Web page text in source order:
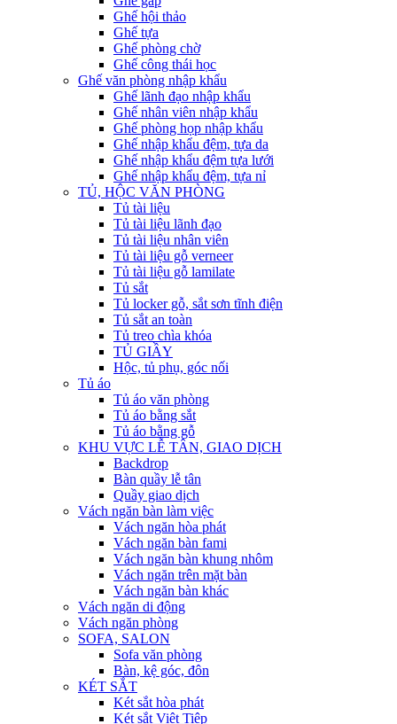
Ghế hội thảo
Ghế tựa
Ghế phòng chờ
Ghế công thái học
Ghế văn phòng nhập khẩu
Ghế lãnh đạo nhập khẩu
Ghế nhân viên nhập khẩu
Ghế phòng họp nhập khẩu
Ghế nhập khẩu đệm, tựa da
Ghế nhập khẩu đệm tựa lưới
Ghế nhập khẩu đệm, tựa nỉ
TỦ, HỘC VĂN PHÒNG
Tủ tài liệu
Tủ tài liệu lãnh đạo
Tủ tài liệu nhân viên
Tủ tài liệu gỗ verneer
Tủ tài liệu gỗ lamilate
Tủ sắt
Tủ locker gỗ, sắt sơn tĩnh điện
Tủ sắt an toàn
Tủ treo chìa khóa
TỦ GIẦY
Hộc, tủ phụ, góc nối
Tủ áo
Tủ áo văn phòng
Tủ áo bằng sắt
Tủ áo bằng gỗ
KHU VỰC LỄ TÂN, GIAO DỊCH
Backdrop
Bàn quầy lễ tân
Quầy giao dịch
Vách ngăn bàn làm việc
Vách ngăn hòa phát
Vách ngăn bàn fami
Vách ngăn bàn khung nhôm
Vách ngăn trên mặt bàn
Vách ngăn bàn khác
Vách ngăn di động
Vách ngăn phòng
SOFA, SALON
Sofa văn phòng
Bàn, kệ góc, đôn
KÉT SẮT
Két sắt hòa phát
Két sắt Việt Tiệp